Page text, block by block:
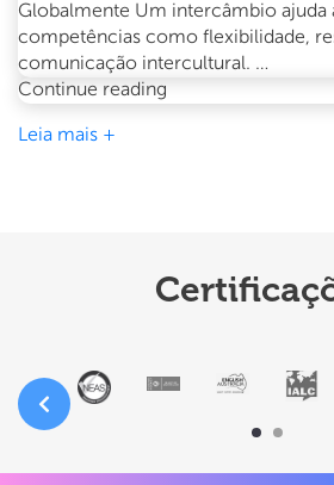
Globalmente Um intercâmbio ajuda
competências como flexibilidade,
comunicação intercultural. …
Continue reading
Leia mais +